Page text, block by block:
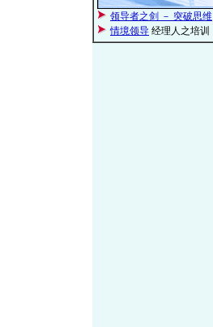
领导者之剑 － 突破思维
情境领导 经理人之培训